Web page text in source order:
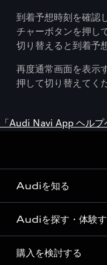
到着予想時刻を確認
チャーボタンを押し
切り替えると到着予
再度通常画面を表示
押して切り替えてく
「Audi Navi App ヘルプ
Audiを知る
Audi ブランド
Story of Progress
Audiを探す・体験
ディーラー検索
購入を検討する